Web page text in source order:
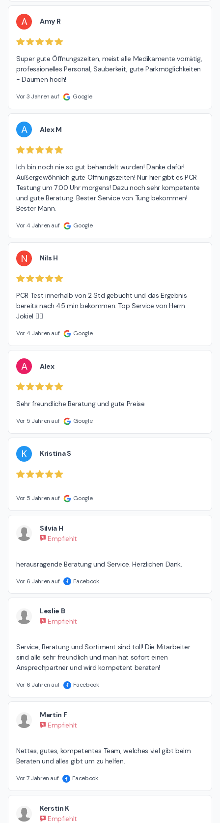
A Amy R
Super gute Öffnungszeiten, meist alle Medikamente vorrätig,
professionelles Personal, Sauberkeit, gute Parkmöglichkeiten
- Daumen hoch!
Vor 3 Jahren auf Google
A Alex M
Ich bin noch nie so gut behandelt wurden! Danke dafür!
Außergewöhnlich gute Öffnungszeiten! Nur hier gibt es PCR
Testung um 7:00 Uhr morgens! Dazu noch sehr kompetente
und gute Beratung. Bester Service von Tung bekommen!
Bester Mann.
Vor 4 Jahren auf Google
N Nils H
PCR Test innerhalb von 2 Std gebucht und das Ergebnis
bereits nach 45 min bekommen. Top Service von Herrn
Jokiel 👍🏽
Vor 4 Jahren auf Google
A Alex
Sehr freundliche Beratung und gute Preise
Vor 5 Jahren auf Google
K Kristina S
Vor 5 Jahren auf Google
Silvia H
Empfiehlt
herausragende Beratung und Service. Herzlichen Dank.
Vor 6 Jahren auf Facebook
Leslie B
Empfiehlt
Service, Beratung und Sortiment sind toll! Die Mitarbeiter
sind alle sehr freundlich und man hat sofort einen
Ansprechpartner und wird kompetent beraten!
Vor 6 Jahren auf Facebook
Martin F
Empfiehlt
Nettes, gutes, kompetentes Team, welches viel gibt beim
Beraten und alles gibt um zu helfen.
Vor 7 Jahren auf Facebook
Kerstin K
Empfiehlt